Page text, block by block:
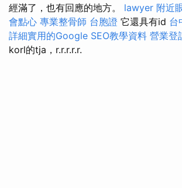
經滿了，也有回應的地方。 lawyer 附近
會點心 專業整骨師 台胞證 它還具有id 台
詳細實用的Google SEO教學資料 營業登
korl的tja，r.r.r.r.r.